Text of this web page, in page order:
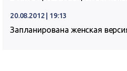
20.08.2012 | 19:13
Запланирована женская